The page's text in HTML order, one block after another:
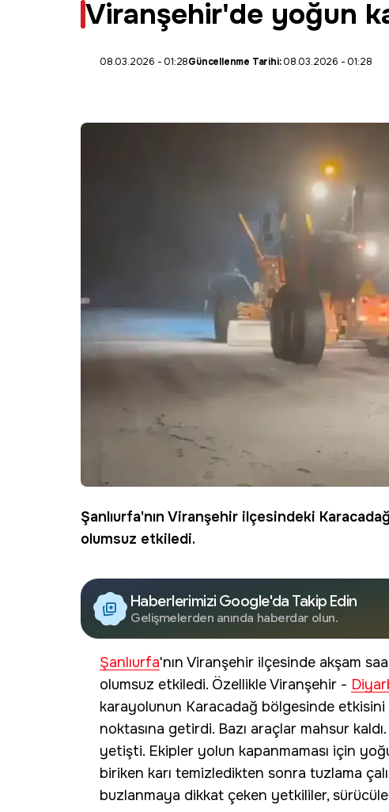
Viranşehir'de yoğun
08.03.2026 - 01:28Güncellenme Tarihi:08.03.2026 - 01:28
Şanlıurfa'nın Viranşehir ilçesindeki
olumsuz etkiledi.
Haberlerimizi Google'da Takip Edin
Gelişmelerden anında haberdar olun.
Şanlıurfa'nın Viranşehir ilçesinde akşam
olumsuz etkiledi. Özellikle Viranşehir -
karayolunun Karacadağ bölgesinde etkisini
noktasına getirdi. Bazı araçlar mahsur
yetişti. Ekipler yolun kapanmaması için
biriken karı temizledikten sonra tuzlama
buzlanmaya dikkat çeken yetkililer,